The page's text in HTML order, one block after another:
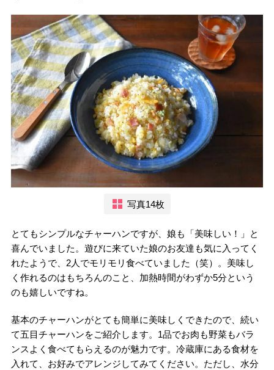
写真14枚
とてもシンプルなチャーハンですが、娘も「美味しい！」と
喜んでいました。遊びに来ていた娘のお友達も気に入ってく
れたようで、2人でモリモリ食べていました（笑）。美味し
く作れるのはもちろんのこと、加熱時間がわずか5分という
のも嬉しいですね。
基本のチャーハンがとても簡単に美味しくできたので、続い
て五目チャーハンをご紹介します。1品でお肉も野菜もバラ
ンスよく食べてもらえるのが魅力です。冷蔵庫にある食材を
入れて、お好みでアレンジしてみてください。ただし、水分